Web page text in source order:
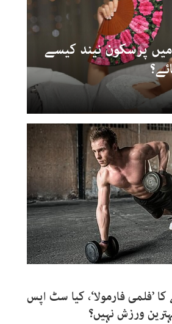
پرسکون نیند کیسے
’فلمی فارمولا‘، کیا سٹ اپس
ورزش نہیں؟